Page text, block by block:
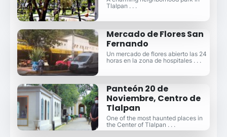
Tlalpan . . .
Mercado de Flores San
Fernando
Un mercado de flores abierto las 24
horas en la zona de hospitales . . .
Panteón 20 de
Noviembre, Centro de
Tlalpan
One of the most haunted places in
the Center of Tlalpan . . .